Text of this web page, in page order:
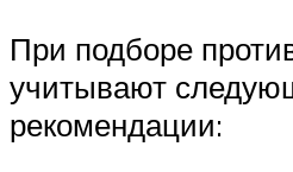
При подборе
учитывают
рекомендации: